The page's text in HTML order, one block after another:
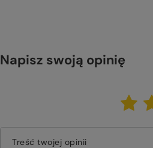
Napisz swoją opinię
Treść twojej opinii